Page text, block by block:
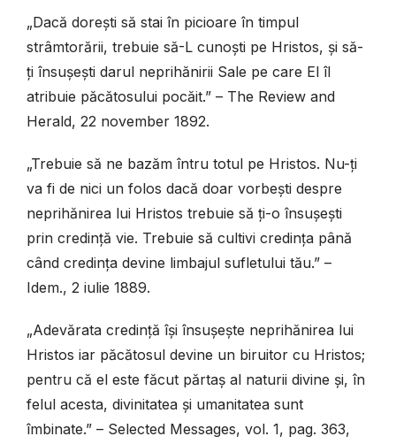
„Dacă dorești să stai în picioare în timpul
strâmtorării, trebuie să-L cunoști pe Hristos, și să-
ți însușești darul neprihănirii Sale pe care El îl
atribuie păcătosului pocăit.” – The Review and
Herald, 22 november 1892.
„Trebuie să ne bazăm întru totul pe Hristos. Nu-ți
va fi de nici un folos dacă doar vorbești despre
neprihănirea lui Hristos trebuie să ți-o însușești
prin credință vie. Trebuie să cultivi credința până
când credința devine limbajul sufletului tău.” –
Idem., 2 iulie 1889.
„Adevărata credință își însușește neprihănirea lui
Hristos iar păcătosul devine un biruitor cu Hristos;
pentru că el este făcut părtaș al naturii divine și, în
felul acesta, divinitatea și umanitatea sunt
îmbinate.” – Selected Messages, vol. 1, pag. 363,